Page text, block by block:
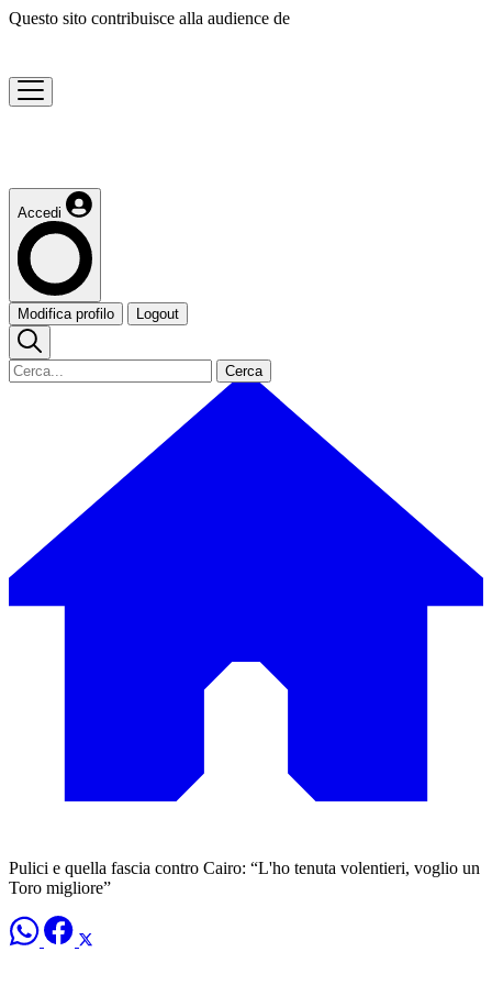
Questo sito contribuisce alla audience de
Accedi
Modifica profilo Logout
Cerca
Pulici e quella fascia contro Cairo: “L'ho tenuta volentieri, voglio un
Toro migliore”